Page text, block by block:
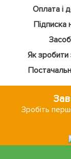
Оплата і
Підписка
Як
Зробіть